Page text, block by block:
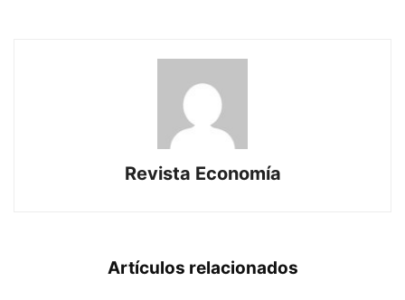
Revista Economía
Artículos relacionados